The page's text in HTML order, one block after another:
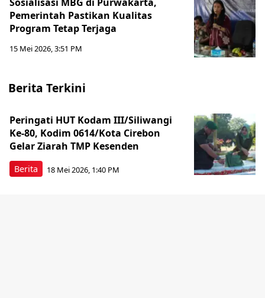
Pemerintah Pastikan Kualitas
Program Tetap Terjaga
15 Mei 2026, 3:51 PM
Berita Terkini
Berita
Peringati HUT Kodam III/Siliwangi
Ke-80, Kodim 0614/Kota Cirebon
Gelar Ziarah TMP Kesenden
18 Mei 2026, 1:40 PM